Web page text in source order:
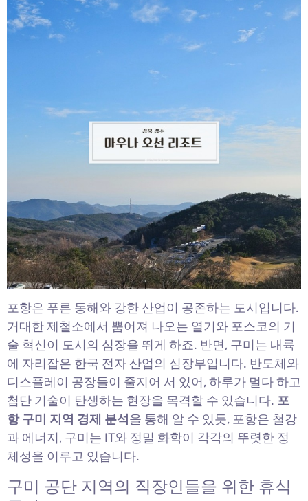
포항은 푸른 동해와 강한 산업이 공존하는 도시입니다.
거대한 제철소에서 뿜어져 나오는 열기와 포스코의 기
술 혁신이 도시의 심장을 뛰게 하죠. 반면, 구미는 내륙
에 자리잡은 한국 전자 산업의 심장부입니다. 반도체와
디스플레이 공장들이 줄지어 서 있어, 하루가 멀다 하고
첨단 기술이 탄생하는 현장을 목격할 수 있습니다. 포
항 구미 지역 경제 분석 을 통해 알 수 있듯, 포항은 철강
과 에너지, 구미는 IT와 정밀 화학이 각각의 뚜렷한 정
체성을 이루고 있습니다.
구미 공단 지역의 직장인들을 위한 휴식